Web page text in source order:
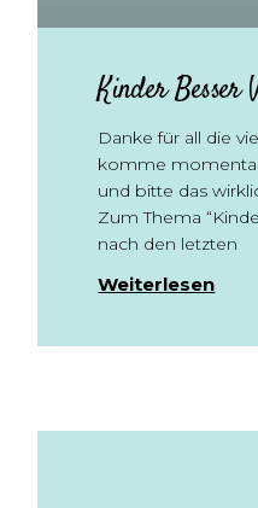
Kinder Besser
Danke für all die
komme
und bitte das
Zum Thema
nach den letzten
Weiterlesen